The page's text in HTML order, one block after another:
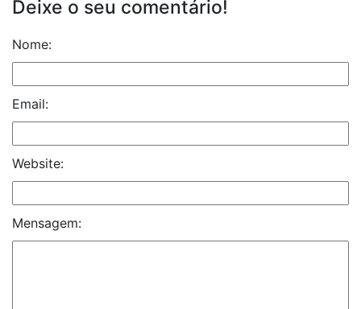
Deixe o seu comentário!
Nome:
Email:
Website:
Mensagem: